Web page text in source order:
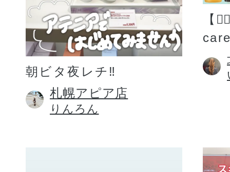
朝ビタ夜レチ‼️
札幌アピア店
りんろん
【